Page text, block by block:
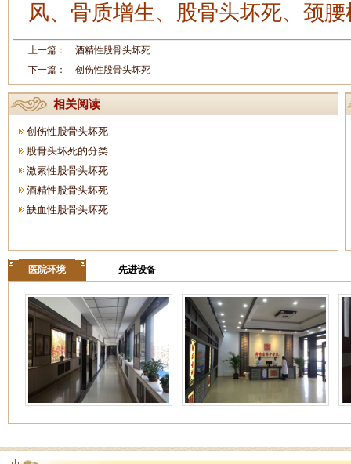
风、骨质增生、股骨头坏死、颈
上一篇： 酒精性股骨头坏死
下一篇： 创伤性股骨头坏死
相关阅读
创伤性股骨头坏死
股骨头坏死的分类
激素性股骨头坏死
酒精性股骨头坏死
缺血性股骨头坏死
医院环境 先进设备